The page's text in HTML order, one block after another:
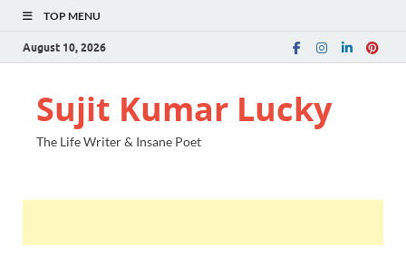
TOP MENU
August 10, 2026
Sujit Kumar Lucky
The Life Writer & Insane Poet